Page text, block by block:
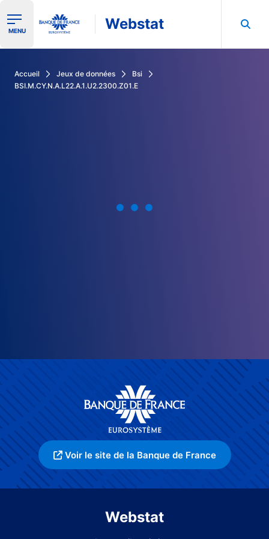
Ouvrir le menu de navigation
MENU Webstat
Accueil Jeux de données
Bsi
BSI.M.CY.N.A.L22.A.1.U2.2300.Z01.E
Voir le site de la Banque de France
Webstat